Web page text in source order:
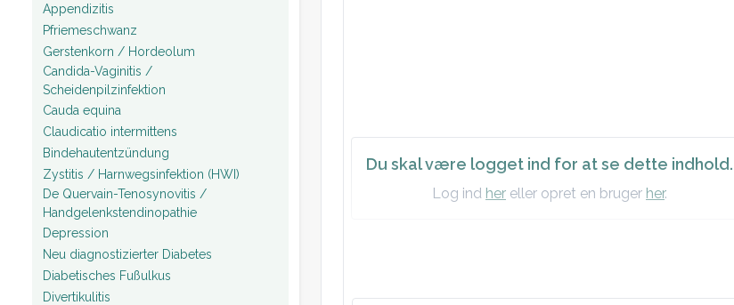
Appendizitis
Pfriemeschwanz
Gerstenkorn / Hordeolum
Candida-Vaginitis /
Scheidenpilzinfektion
Cauda equina
Claudicatio intermittens
Bindehautentzündung
Zystitis / Harnwegsinfektion (HWI)
De Quervain-Tenosynovitis /
Handgelenkstendinopathie
Depression
Neu diagnostizierter Diabetes
Diabetisches Fußulkus
Divertikulitis
Du skal være logget ind for at se dette indhold.
Log ind her eller opret en bruger her.